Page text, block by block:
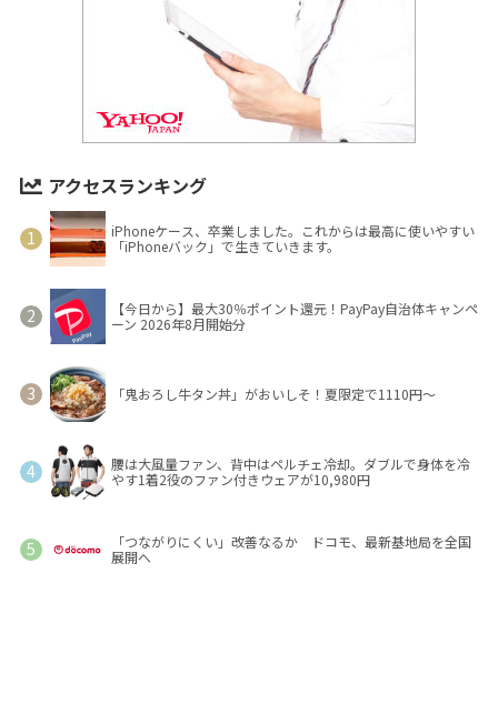
アクセスランキング
iPhoneケース、卒業しました。これからは最高に使いやすい
「iPhoneバック」で生きていきます。
【今日から】最大30％ポイント還元！PayPay自治体キャンペ
ーン 2026年8月開始分
「鬼おろし牛タン丼」がおいしそ！夏限定で1110円～
腰は大風量ファン、背中はペルチェ冷却。ダブルで身体を冷
やす1着2役のファン付きウェアが10,980円
「つながりにくい」改善なるか ドコモ、最新基地局を全国
展開へ